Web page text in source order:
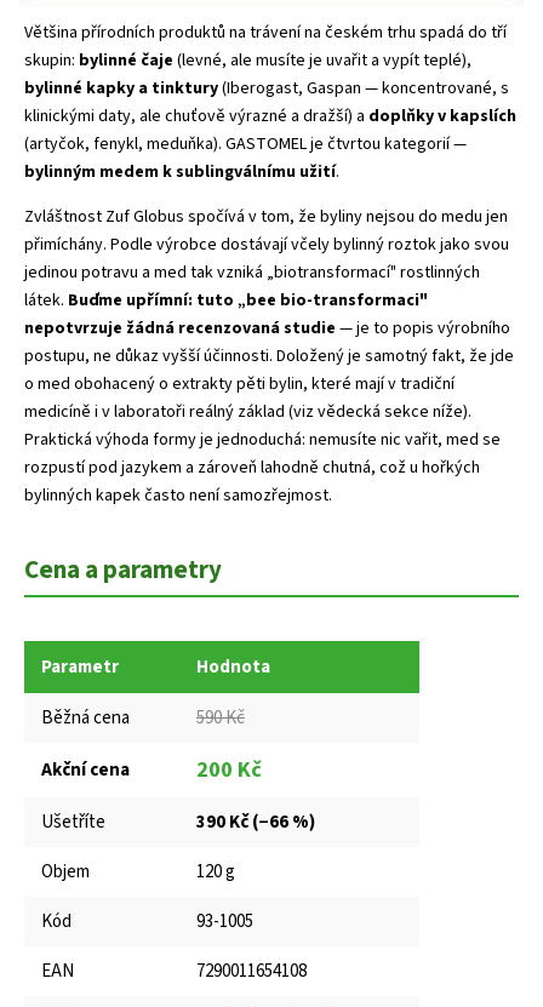
Většina přírodních produktů na trávení na českém trhu spadá do tří
skupin: bylinné čaje (levné, ale musíte je uvařit a vypít teplé),
bylinné kapky a tinktury(Iberogast, Gaspan — koncentrované, s
klinickými daty, ale chuťově výrazné a dražší) a doplňky v kapslích
(artyčok, fenykl, meduňka). GASTOMEL je čtvrtou kategorií —
bylinným medem k sublingválnímu užití.
Zvláštnost Zuf Globus spočívá v tom, že byliny nejsou do medu jen
přimíchány. Podle výrobce dostávají včely bylinný roztok jako svou
jedinou potravu a med tak vzniká „biotransformací" rostlinných
látek. Buďme upřímní: tuto „bee bio-transformaci"
nepotvrzuje žádná recenzovaná studie — je to popis výrobního
postupu, ne důkaz vyšší účinnosti. Doložený je samotný fakt, že jde
o med obohacený o extrakty pěti bylin, které mají v tradiční
medicíně i v laboratoři reálný základ (viz vědecká sekce níže).
Praktická výhoda formy je jednoduchá: nemusíte nic vařit, med se
rozpustí pod jazykem a zároveň lahodně chutná, což u hořkých
bylinných kapek často není samozřejmost.
Cena a parametry
Parametr
Hodnota
Běžná cena
590 Kč
Akční cena 200 Kč
Ušetříte
390 Kč (−66 %)
Objem
120 g
Kód
93-1005
EAN
7290011654108